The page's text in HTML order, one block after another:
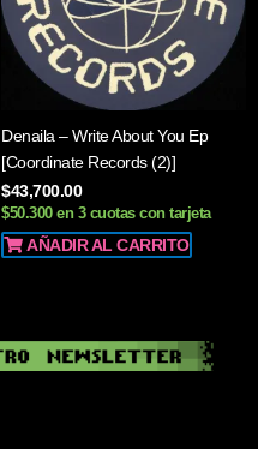
Denaila – Write About You Ep
[Coordinate Records (2)]
$43,700.00
$50.300 en 3 cuotas con tarjeta
AÑADIR AL CARRITO